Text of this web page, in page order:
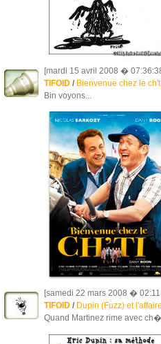
[mardi 15 avril 2008 �
TIFOID/ Bienvenue chez le
Bin voyons...
[samedi 22 mars 2008 �
TIFOID/ Dupin (Fuzz) et
Quand Martinez rime avec